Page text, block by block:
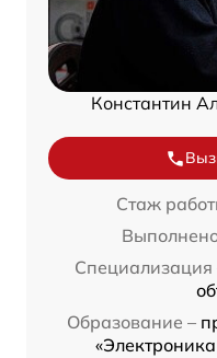
Константин
Стаж
Специализация
Образование –